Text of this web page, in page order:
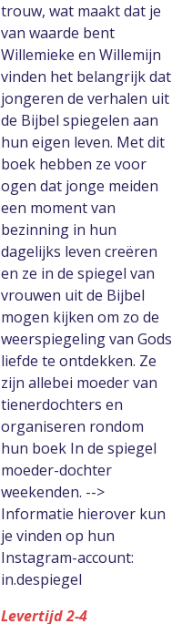
trouw, wat maakt dat je
van waarde bent
Willemieke en Willemijn
vinden het belangrijk dat
jongeren de verhalen uit
de Bijbel spiegelen aan
hun eigen leven. Met dit
boek hebben ze voor
ogen dat jonge meiden
een moment van
bezinning in hun
dagelijks leven creëren
en ze in de spiegel van
vrouwen uit de Bijbel
mogen kijken om zo de
weerspiegeling van Gods
liefde te ontdekken. Ze
zijn allebei moeder van
tienerdochters en
organiseren rondom
hun boek In de spiegel
moeder-dochter
weekenden. -->
Informatie hierover kun
je vinden op hun
Instagram-account:
in.despiegel
Levertijd 2-4